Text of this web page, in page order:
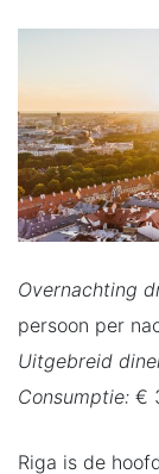
Overnachting
persoon per
Uitgebreid
Consumptie: €
Riga is de